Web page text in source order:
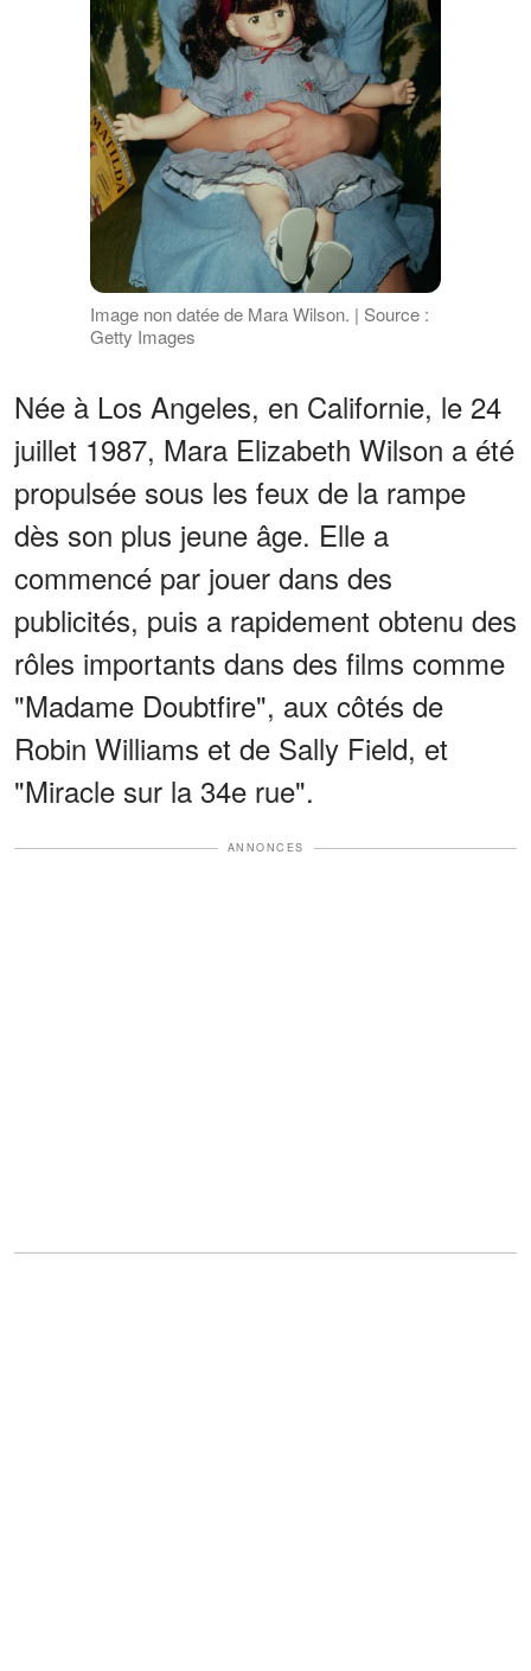
Image non datée de Mara Wilson. | Source :
Getty Images
Née à Los Angeles, en Californie, le 24
juillet 1987, Mara Elizabeth Wilson a été
propulsée sous les feux de la rampe
dès son plus jeune âge. Elle a
commencé par jouer dans des
publicités, puis a rapidement obtenu des
rôles importants dans des films comme
"Madame Doubtfire", aux côtés de
Robin Williams et de Sally Field, et
"Miracle sur la 34e rue".
ANNONCES